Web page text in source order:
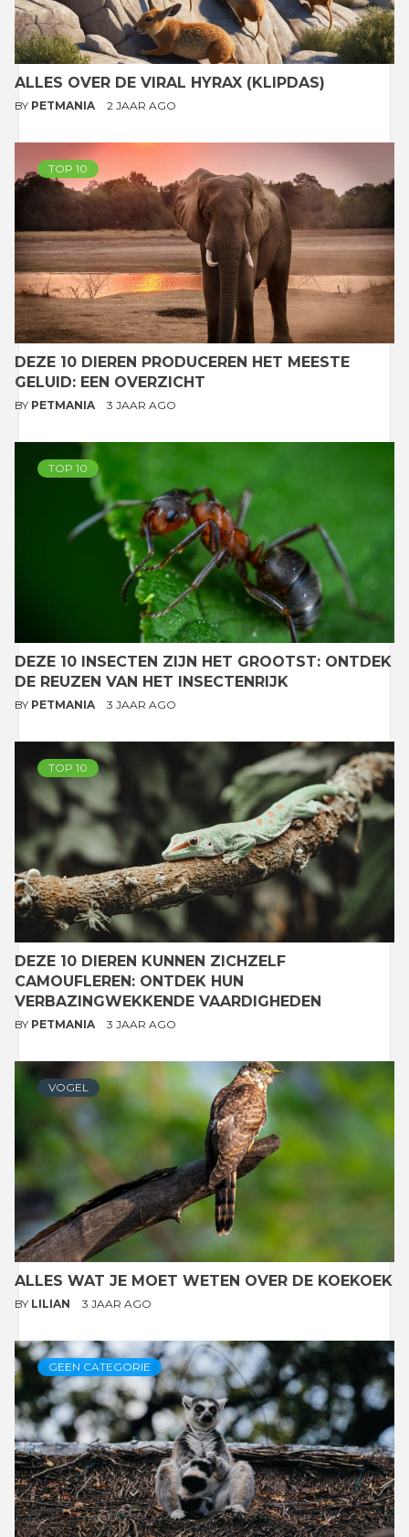
ALLES OVER DE VIRAL HYRAX (KLIPDAS)
BY PETMANIA 2 JAAR AGO
TOP 10
DEZE 10 DIEREN PRODUCEREN HET MEESTE
GELUID: EEN OVERZICHT
BY PETMANIA 3 JAAR AGO
TOP 10
DEZE 10 INSECTEN ZIJN HET GROOTST: ONTDEK
DE REUZEN VAN HET INSECTENRIJK
BY PETMANIA 3 JAAR AGO
TOP 10
DEZE 10 DIEREN KUNNEN ZICHZELF
CAMOUFLEREN: ONTDEK HUN
VERBAZINGWEKKENDE VAARDIGHEDEN
BY PETMANIA 3 JAAR AGO
VOGEL
ALLES WAT JE MOET WETEN OVER DE KOEKOEK
BY LILIAN 3 JAAR AGO
GEEN CATEGORIE